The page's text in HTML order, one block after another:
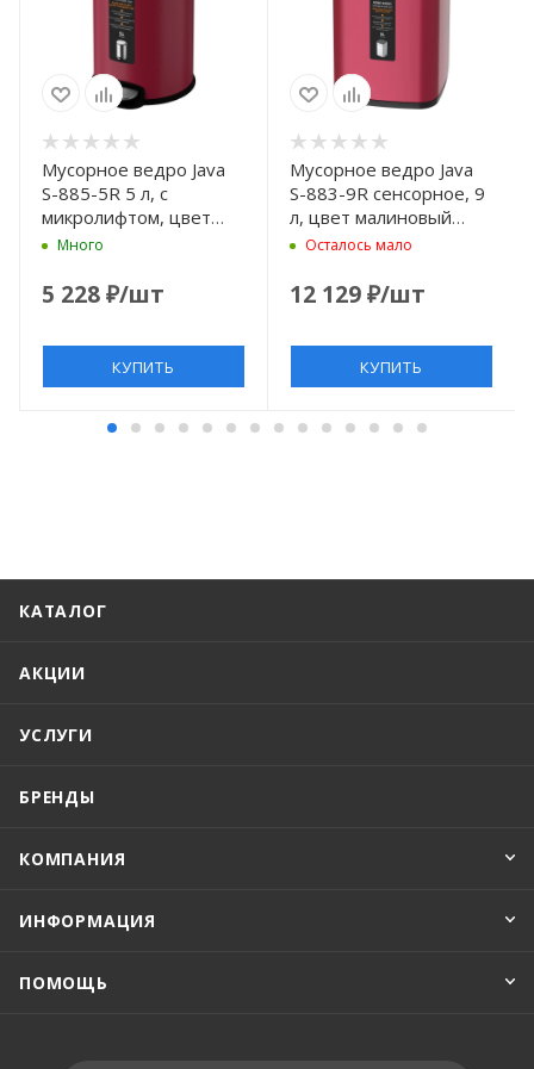
Мусорное ведро Java
S-885-5R 5 л, с
микролифтом, цвет
малиновый матовый
Много
5 228₽/шт
КУПИТЬ
Мусорное ведро Java
S-883-9R сенсорное, 9
л, цвет малиновый
матовый
Осталось мало
12 129₽/шт
КУПИТЬ
КАТАЛОГ
АКЦИИ
УСЛУГИ
БРЕНДЫ
КОМПАНИЯ
ИНФОРМАЦИЯ
ПОМОЩЬ